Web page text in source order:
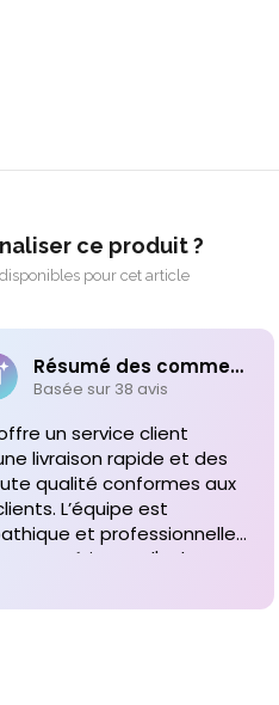
ce produit ?
pour cet article
Résumé des commentaires
Basée sur 38 avis
un service client
livraison rapide et des
qualité conformes aux
L’équipe est
et professionnelle,
expérience d'achat un
vivement leurs
commande future de